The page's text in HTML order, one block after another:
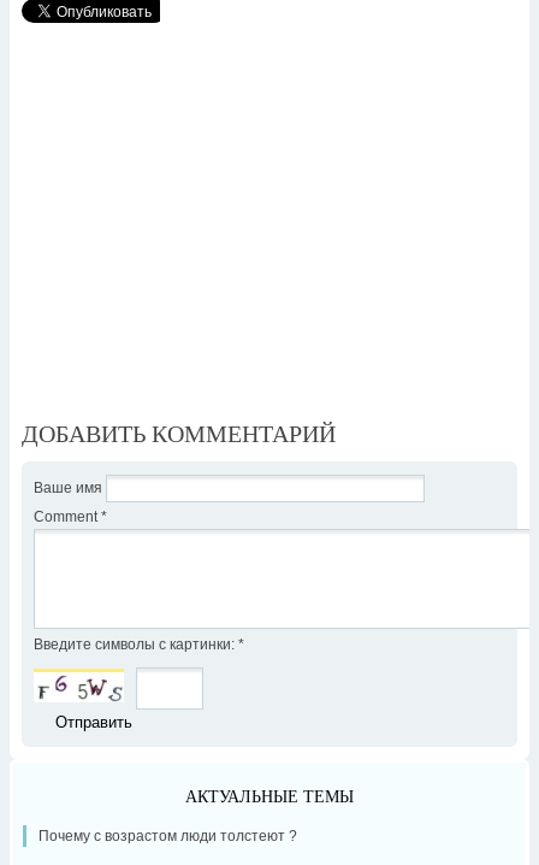
ДОБАВИТЬ КОММЕНТАРИЙ
Ваше имя
Comment *
Введите символы с картинки: *
АКТУАЛЬНЫЕ ТЕМЫ
Почему с возрастом люди толстеют ?